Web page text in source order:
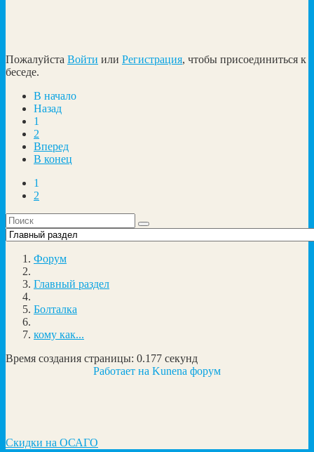
Пожалуйста Войти или Регистрация, чтобы присоединиться к
беседе.
В начало
Назад
1
2
Вперед
В конец
1
2
Форум
Главный раздел
Болталка
кому как...
Время создания страницы: 0.177 секунд
Работает на Kunena форум
Скидки на ОСАГО